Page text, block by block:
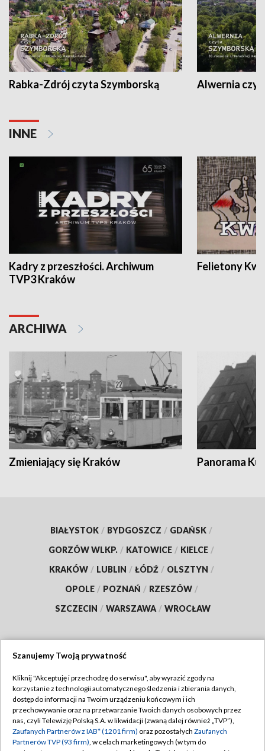
Rabka-Zdrój czyta Szymborską Alwernia
INNE
Kadry z przeszłości. Archiwum
TVP3 Kraków
Felietony
ARCHIWA
Zmieniający się Kraków Panorama
BIAŁYSTOK / BYDGOSZCZ / GDAŃSK /
GORZÓW WLKP. / KATOWICE / KIELCE /
KRAKÓW / LUBLIN / ŁÓDŹ / OLSZTYN /
OPOLE / POZNAŃ / RZESZÓW /
SZCZECIN / WARSZAWA / WROCŁAW
TVP
Abonament TVP
Emisja w TVP
Centrum informacji TVP
Regulamin TVP
Polityka prywatności
Szanujemy Twoją prywatność
Kliknij "Akceptuję i przechodzę do serwisu", aby wyrazić zgody na
korzystanie z technologii automatycznego śledzenia i zbierania danych,
dostęp do informacji na Twoim urządzeniu końcowym i ich
przechowywanie oraz na przetwarzanie Twoich danych osobowych przez
nas, czyli Telewizję Polską S.A. w likwidacji (zwaną dalej również „TVP”),
Zaufanych Partnerów z IAB* (1201 firm) oraz pozostałych Zaufanych
Partnerów TVP (93 firm), w celach marketingowych (w tym do